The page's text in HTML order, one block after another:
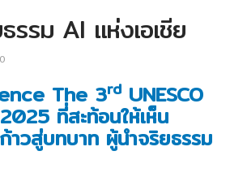
รรม AI แห่งเอเชีย
The 3rd UNESCO
ที่สะท้อนให้เห็น
วสู่บทบาท ผู้นำจริยธรรม